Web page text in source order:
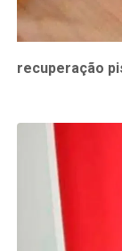
recuperação